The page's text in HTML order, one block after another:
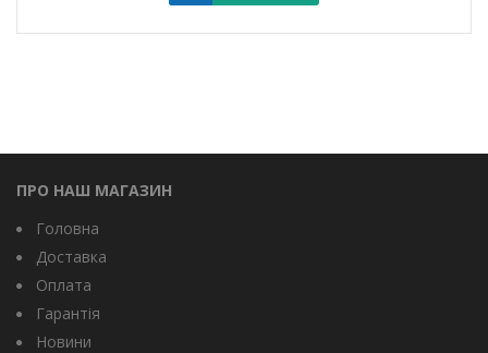
ПРО НАШ МАГАЗИН
Головна
Доставка
Оплата
Гарантія
Новини